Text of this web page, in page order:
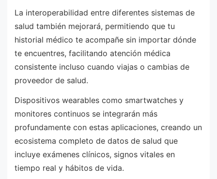
La interoperabilidad entre diferentes sistemas de
salud también mejorará, permitiendo que tu
historial médico te acompañe sin importar dónde
te encuentres, facilitando atención médica
consistente incluso cuando viajas o cambias de
proveedor de salud.
Dispositivos wearables como smartwatches y
monitores continuos se integrarán más
profundamente con estas aplicaciones, creando un
ecosistema completo de datos de salud que
incluye exámenes clínicos, signos vitales en
tiempo real y hábitos de vida.